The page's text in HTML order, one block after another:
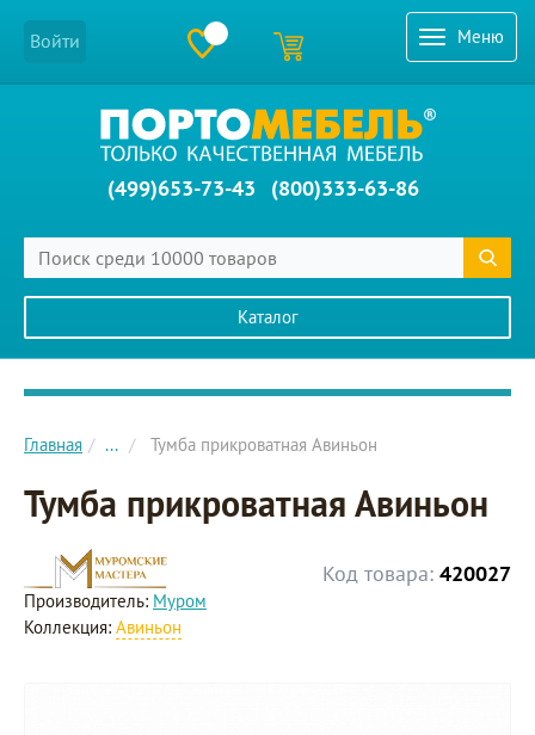
Меню
Войти
(499)653-73-43 (800)333-63-86
Каталог
Главное меню сайта
Главная ... Тумба прикроватная Авиньон
Тумба прикроватная Авиньон
Код товара: 420027
Производитель: Муром
Коллекция: Авиньон